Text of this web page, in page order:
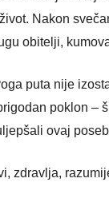
Nakon
obitelji,
puta nije
poklon –
ovaj
zdravlja,